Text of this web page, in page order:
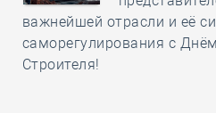
важнейшей отрасли и её
саморегулирования с Днём
Строителя!